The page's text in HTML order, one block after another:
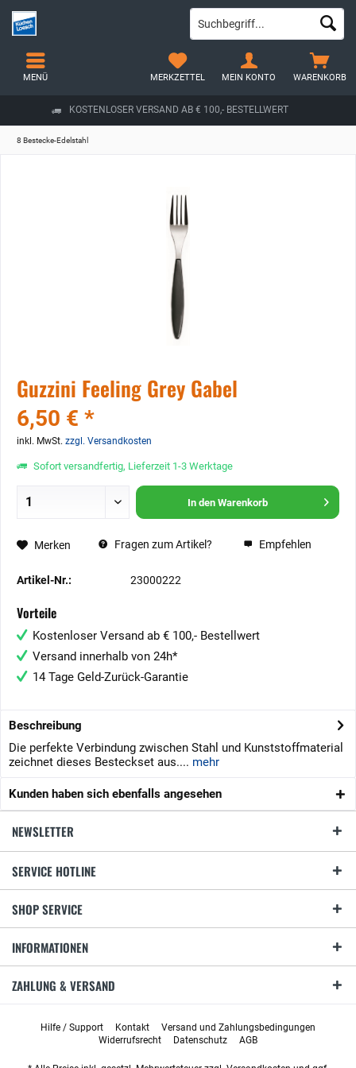
KOSTENLOSER VERSAND AB € 100,- BESTELLWERT
WARENKORB
MERKZETTEL MEIN KONTO
MENÜ
8 Bestecke-Edelstahl
Guzzini Feeling Grey Gabel
6,50 € *
inkl. MwSt. zzgl. Versandkosten
Sofort versandfertig, Lieferzeit 1-3 Werktage
In den Warenkorb
Merken Fragen zum Artikel? Empfehlen
Artikel-Nr.: 23000222
Vorteile
Kostenloser Versand ab € 100,- Bestellwert
Versand innerhalb von 24h*
14 Tage Geld-Zurück-Garantie
Beschreibung
Die perfekte Verbindung zwischen Stahl und Kunststoffmaterial
zeichnet dieses Besteckset aus.... mehr
Kunden haben sich ebenfalls angesehen
NEWSLETTER
SERVICE HOTLINE
SHOP SERVICE
INFORMATIONEN
ZAHLUNG & VERSAND
Hilfe / Support Kontakt
Versand und Zahlungsbedingungen
Widerrufsrecht
Datenschutz AGB